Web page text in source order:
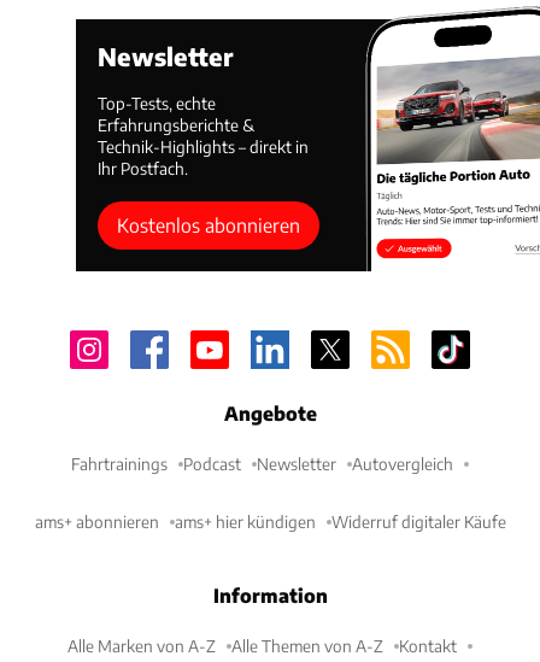
Newsletter
Top-Tests, echte
Erfahrungsberichte &
Technik-Highlights – direkt in
Ihr Postfach.
Kostenlos abonnieren
Angebote
Fahrtrainings Podcast Newsletter Autovergleich
ams+ abonnieren ams+ hier kündigen Widerruf digitaler Käufe
Information
Alle Marken von A-Z Alle Themen von A-Z Kontakt